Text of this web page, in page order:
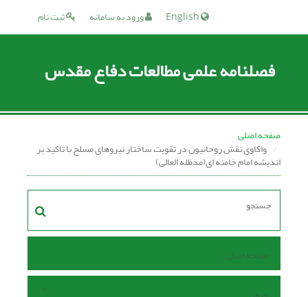
ثبت نام ورود به سامانه
فصلنامه علمی مطالعات دفاع مقدس
صفحه اصلی
واکاوی نقش روحانیون در تقویت ساختار نیروهای مسلح با تاکید بر
اندیشه امام خامنه ای(مدظله العالی)
صفحه اصلی